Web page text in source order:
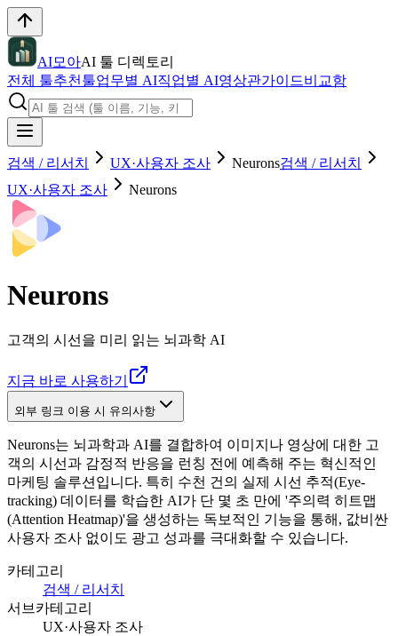
AI모아AI 툴 디렉토리
전체 툴추천툴업무별 AI직업별 AI영상관가이드비교함
검색 / 리서치 UX·사용자 조사 Neurons검색 / 리서치
UX·사용자 조사
Neurons
Neurons
고객의 시선을 미리 읽는 뇌과학 AI
지금 바로 사용하기
외부 링크 이용 시 유의사항
Neurons는 뇌과학과 AI를 결합하여 이미지나 영상에 대한 고
객의 시선과 감정적 반응을 런칭 전에 예측해 주는 혁신적인
마케팅 솔루션입니다. 특히 수천 건의 실제 시선 추적(Eye-
tracking) 데이터를 학습한 AI가 단 몇 초 만에 '주의력 히트맵
(Attention Heatmap)'을 생성하는 독보적인 기능을 통해, 값비싼
사용자 조사 없이도 광고 성과를 극대화할 수 있습니다.
카테고리
검색 / 리서치
서브카테고리
UX·사용자 조사